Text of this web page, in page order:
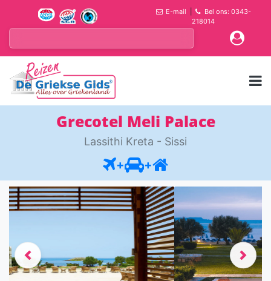
E-mail
Bel ons: 0343-
218014
Grecotel Meli Palace
Lassithi Kreta - Sissi
+ +
Previous Next